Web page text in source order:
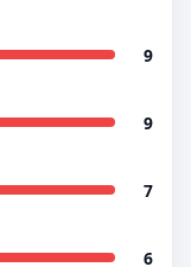
9
9
7
6